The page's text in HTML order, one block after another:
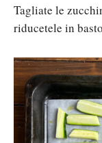
Tagliate le
riducetele in